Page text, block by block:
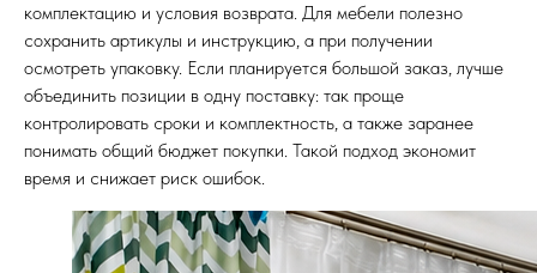
комплектацию и условия возврата. Для мебели полезно
сохранить артикулы и инструкцию, а при получении
осмотреть упаковку. Если планируется большой заказ, лучше
объединить позиции в одну поставку: так проще
контролировать сроки и комплектность, а также заранее
понимать общий бюджет покупки. Такой подход экономит
время и снижает риск ошибок.